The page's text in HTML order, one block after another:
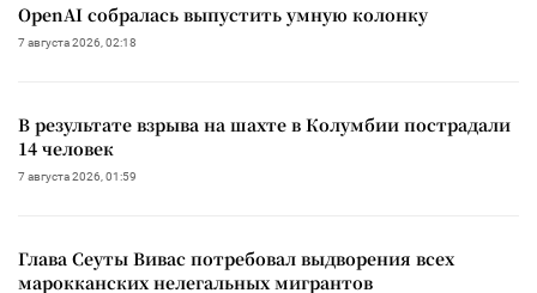
OpenAI собралась выпустить умную колонку
7 августа 2026, 02:18
В результате взрыва на шахте в Колумбии пострадали
14 человек
7 августа 2026, 01:59
Глава Сеуты Вивас потребовал выдворения всех
марокканских нелегальных мигрантов